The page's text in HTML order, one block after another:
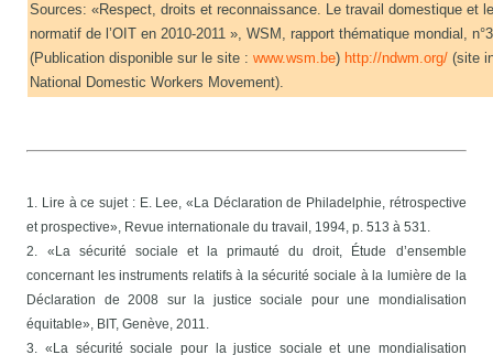
Sources: «Respect, droits et reconnaissance. Le travail domestique et
normatif de l’OIT en 2010-2011 », WSM, rapport thématique mondial,
(Publication disponible sur le site :www.wsm.be) http://ndwm.org/ (site
National Domestic Workers Movement).
1. Lire à ce sujet : E. Lee, «La Déclaration de Philadelphie, rétrospective
et prospective», Revue internationale du travail, 1994, p. 513 à 531.
2. «La sécurité sociale et la primauté du droit, Étude d’ensemble
concernant les instruments relatifs à la sécurité sociale à la lumière de la
Déclaration de 2008 sur la justice sociale pour une mondialisation
équitable», BIT, Genève, 2011.
3. «La sécurité sociale pour la justice sociale et une mondialisation